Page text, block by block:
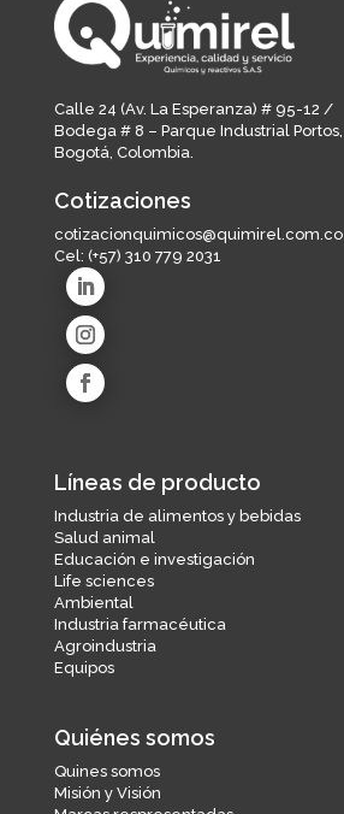
Agroindustria
Thermo Fisher - Oxoid
Medios de cultivo
Serotipificación
Sistema generador de ambiente
Deltalab
Equipos
Calle 24 (Av. La Esperanza) # 95-12 /
Bodega # 8 – Parque Industrial Portos,
Bogotá, Colombia.
Cotizaciones
cotizacionquimicos@quimirel.com.co
Cel: (+57) 310 779 2031
Líneas de producto
Industria de alimentos y bebidas
Salud animal
Educación e investigación
Life sciences
Ambiental
Industria farmacéutica
Agroindustria
Equipos
Quiénes somos
Quines somos
Misión y Visión